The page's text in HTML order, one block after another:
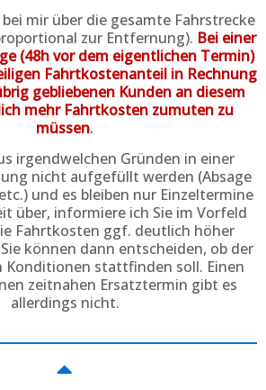
mir über die gesamte Fahrstrecke
zur Entfernung). Bei einer
(48h vor dem eigentlichen Termin)
Fahrtkostenanteil in Rechnung
gebliebenen Kunden an diesem
mehr Fahrtkosten zumuten zu
müssen.
irgendwelchen Gründen in einer
nicht aufgefüllt werden (Absage
und es bleiben nur Einzeltermine
über, informiere ich Sie im Vorfeld
Fahrtkosten ggf. deutlich höher
können dann entscheiden, ob der
Konditionen stattfinden soll. Einen
zeitnahen Ersatztermin gibt es
allerdings nicht.